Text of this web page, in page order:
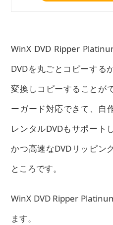
WinX DVD Ripper
DVDを丸ごとコピーする
変換しコピーすることが
ーガード対応できて、自
レンタルDVDもサポート
かつ高速なDVDリッピン
ところです。
WinX DVD Ripper
ます。